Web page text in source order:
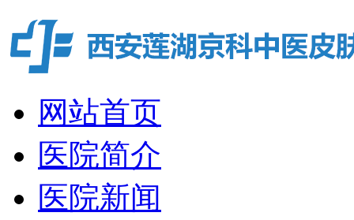
网站首页
医院简介
医院新闻